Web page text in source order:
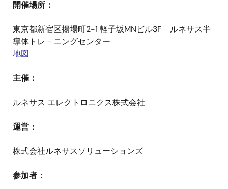
開催場所：
東京都新宿区揚場町2-1 軽子坂MNビル3F ルネサス半
導体トレ－ニングセンター
地図
主催：
ルネサス エレクトロニクス株式会社
運営：
株式会社ルネサスソリューションズ
参加者：